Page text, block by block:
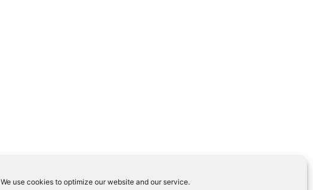
We use cookies to optimize our website and our service.